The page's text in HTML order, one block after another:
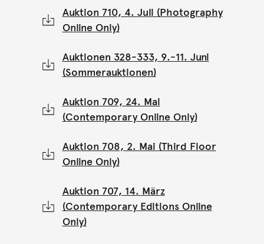
Auktion 710, 4. Juli (Photography
Online Only)
Auktionen 328-333, 9.-11. Juni
(Sommerauktionen)
Auktion 709, 24. Mai
(Contemporary Online Only)
Auktion 708, 2. Mai (Third Floor
Online Only)
Auktion 707, 14. März
(Contemporary Editions Online
Only)